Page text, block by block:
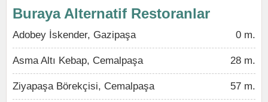
Buraya Alternatif Restoranlar
Adobey İskender, Gazipaşa 0 m.
Asma Altı Kebap, Cemalpaşa 28 m.
Ziyapaşa Börekçisi, Cemalpaşa 57 m.